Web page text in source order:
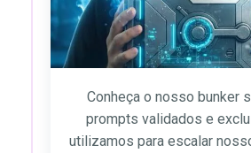
Conheça o nosso bunker
prompts validados e
utilizamos para escalar